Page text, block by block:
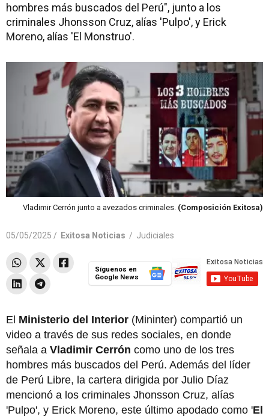
hombres más buscados del Perú", junto a los
criminales Jhonsson Cruz, alías 'Pulpo', y Erick
Moreno, alías 'El Monstruo'.
Vladimir Cerrón junto a avezados criminales. (Composición Exitosa)
05/05/2025 / Exitosa Noticias / Judiciales
Síguenos en
Google News
El Ministerio del Interior (Mininter) compartió un
video a través de sus redes sociales, en donde
señala a Vladimir Cerrón como uno de los tres
hombres más buscados del Perú. Además del líder
de Perú Libre, la cartera dirigida por Julio Díaz
mencionó a los criminales Jhonsson Cruz, alías
'Pulpo', y Erick Moreno, este último apodado como 'El